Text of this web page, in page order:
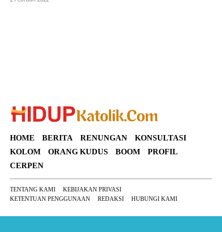
HOME BERITA RENUNGAN
KONSULTASI
KOLOM
ORANG KUDUS BOOM
PROFIL
CERPEN
TENTANG KAMI
KEBIJAKAN PRIVASI
KETENTUAN PENGGUNAAN
REDAKSI HUBUNGI KAMI